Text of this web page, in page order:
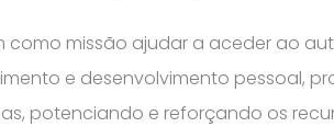
como missão ajudar a aceder ao
e desenvolvimento pessoal,
potenciando e reforçando os